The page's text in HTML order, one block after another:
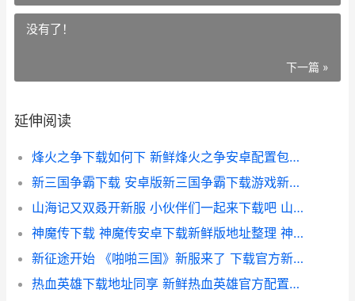
没有了！
下一篇 »
延伸阅读
烽火之争下载如何下 新鲜烽火之争安卓配置包下载地址盘点 烽火之下免费下载
新三国争霸下载 安卓版新三国争霸下载游戏新鲜地址和策略 新三国争霸最新版
山海记又双叒开新服 小伙伴们一起来下载吧 山海集还是山海记
神魔传下载 神魔传安卓下载新鲜版地址整理 神魔传说官方网站
新征途开始 《啪啪三国》新服来了 下载官方新鲜版开始新挑战 新的征途即将开始
热血英雄下载地址同享 新鲜热血英雄官方配置包 热血英雄官网